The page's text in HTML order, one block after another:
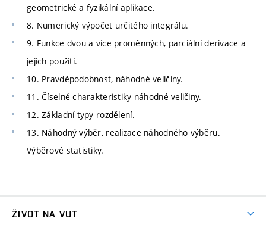
geometrické a fyzikální aplikace.
8. Numerický výpočet určitého integrálu.
9. Funkce dvou a více proměnných, parciální derivace a
jejich použití.
10. Pravděpodobnost, náhodné veličiny.
11. Číselné charakteristiky náhodné veličiny.
12. Základní typy rozdělení.
13. Náhodný výběr, realizace náhodného výběru.
Výběrové statistiky.
ŽIVOT NA VUT